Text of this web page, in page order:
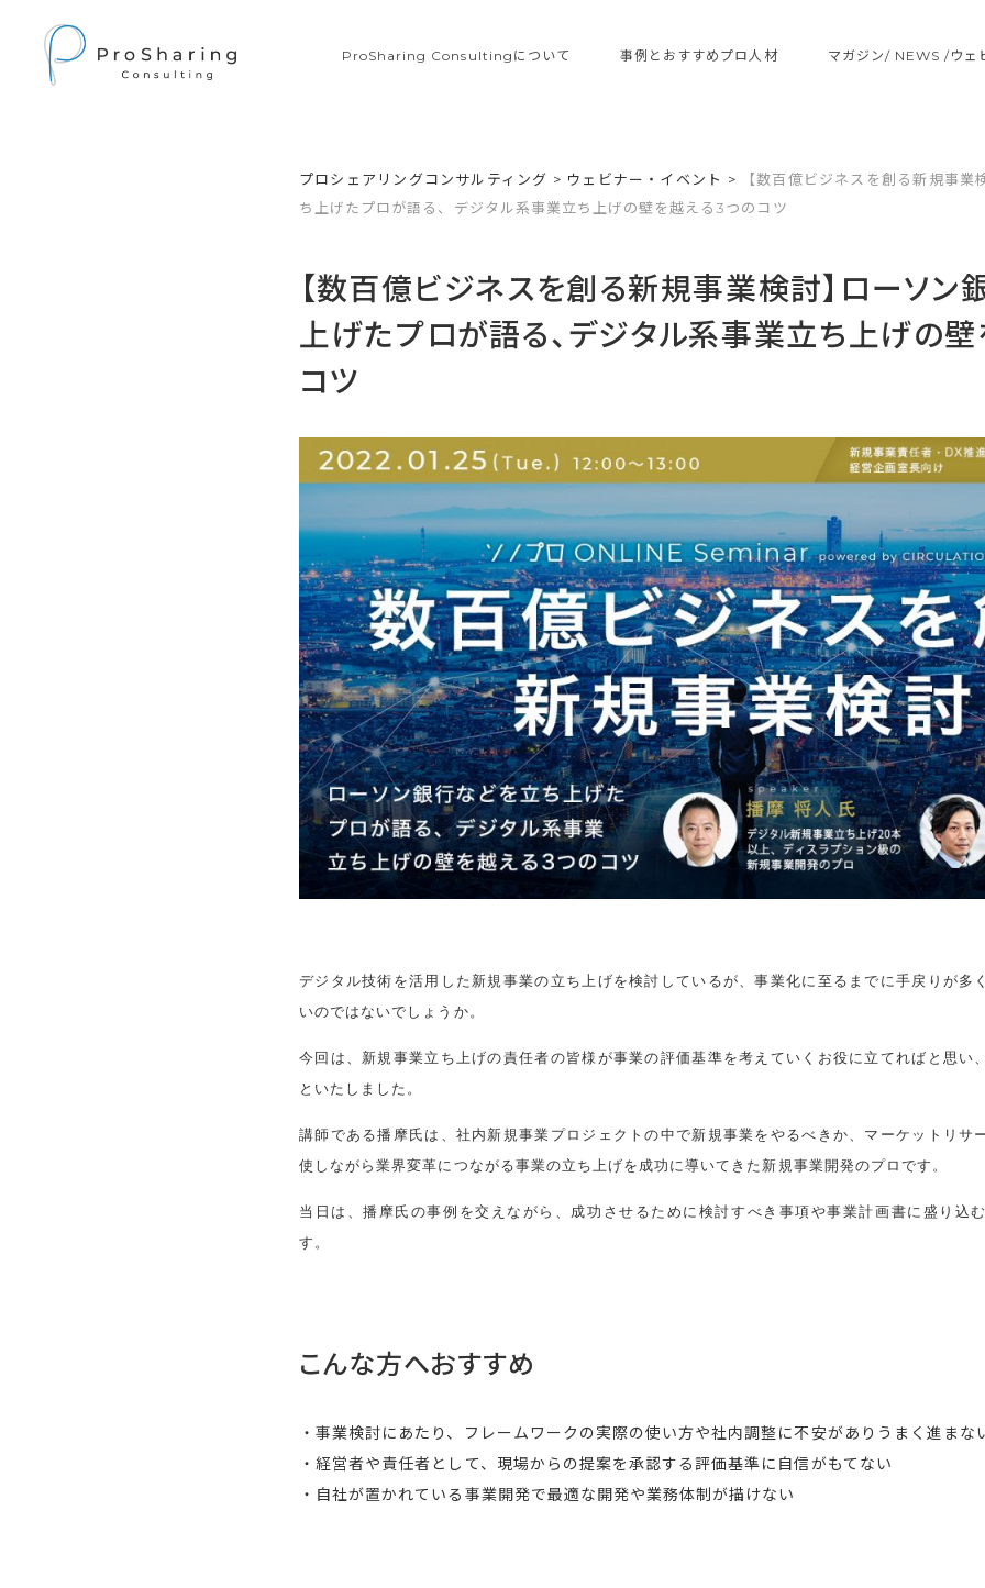
ProSharing Consultingについて 事例とおすすめプロ人材 マガジン/ NEWS /ウェ
プロシェアリングコンサルティング > ウェビナー・イベント >
【数百億ビジネスを創る新規事
ち上げたプロが語る、デジタル系事業立ち上げの壁を越える3つのコツ
【数百億ビジネスを創る新規事業検討】ローソン
上げたプロが語る、デジタル系事業立ち上げの
コツ
デジタル技術を活用した新規事業の立ち上げを検討しているが、事業化に至るまでに手戻りが多
いのではないでしょうか。
今回は、新規事業立ち上げの責任者の皆様が事業の評価基準を考えていくお役に立てればと思い
といたしました。
講師である播摩氏は、社内新規事業プロジェクトの中で新規事業をやるべきか、マーケットリサ
使しながら業界変革につながる事業の立ち上げを成功に導いてきた新規事業開発のプロです。
当日は、播摩氏の事例を交えながら、成功させるために検討すべき事項や事業計画書に盛り込
す。
こんな方へおすすめ
・事業検討にあたり、フレームワークの実際の使い方や社内調整に不安がありうまく進まな
・経営者や責任者として、現場からの提案を承認する評価基準に自信がもてない
・自社が置かれている事業開発で最適な開発や業務体制が描けない